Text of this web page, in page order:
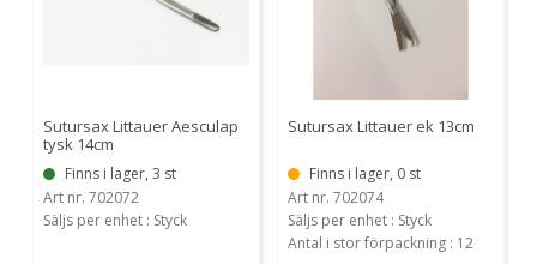
Sutursax Littauer Aesculap
tysk 14cm
Finns i lager, 3 st
Art nr. 702072
Säljs per enhet : Styck
Sutursax Littauer ek 13cm
Finns i lager, 0 st
Art nr. 702074
Säljs per enhet : Styck
Antal i stor förpackning : 12